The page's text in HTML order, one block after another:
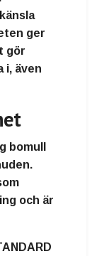
ger
gör
i, även
bomull
och är